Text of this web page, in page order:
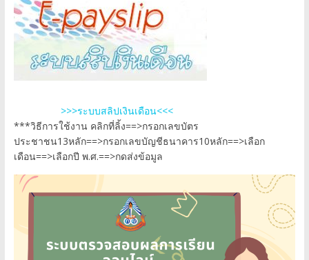
>>>ระบบสลิปเงินเดือน<<<
***วิธีการใช้งาน คลิกที่ลิ้ง==>กรอกเลขบัตร
ประชาชน13หลัก==>กรอกเลขบัญชีธนาคาร10หลัก==>เลือก
เดือน==>เลือกปี พ.ศ.==>กดส่งข้อมูล